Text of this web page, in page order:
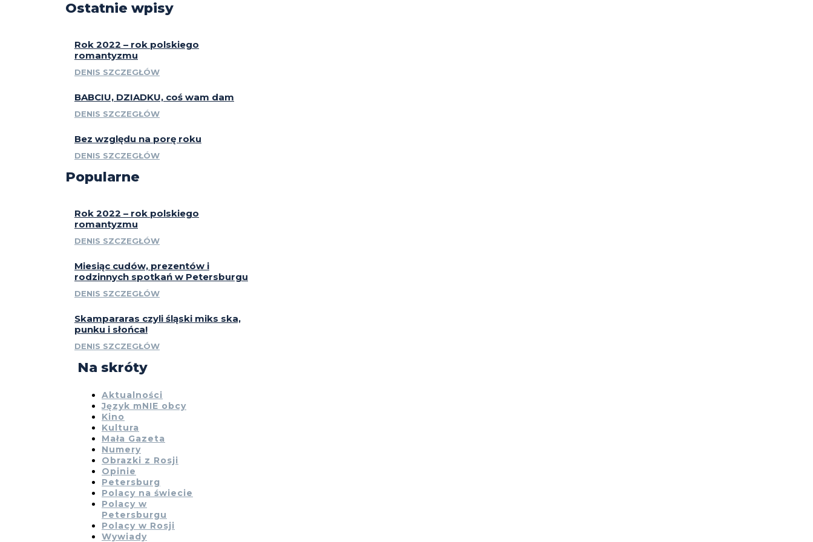
Ostatnie wpisy
Rok 2022 – rok polskiego
romantyzmu
DENIS SZCZEGŁÓW
BABCIU, DZIADKU, coś wam dam
DENIS SZCZEGŁÓW
Bez względu na porę roku
DENIS SZCZEGŁÓW
Popularne
Rok 2022 – rok polskiego
romantyzmu
DENIS SZCZEGŁÓW
Miesiąc cudów, prezentów i
rodzinnych spotkań w Petersburgu
DENIS SZCZEGŁÓW
Skampararas czyli śląski miks ska,
punku i słońca!
DENIS SZCZEGŁÓW
Na skróty
Aktualności
Język mNIE obcy
Kino
Kultura
Mała Gazeta
Numery
Obrazki z Rosji
Opinie
Petersburg
Polacy na świecie
Polacy w
Petersburgu
Polacy w Rosji
Wywiady